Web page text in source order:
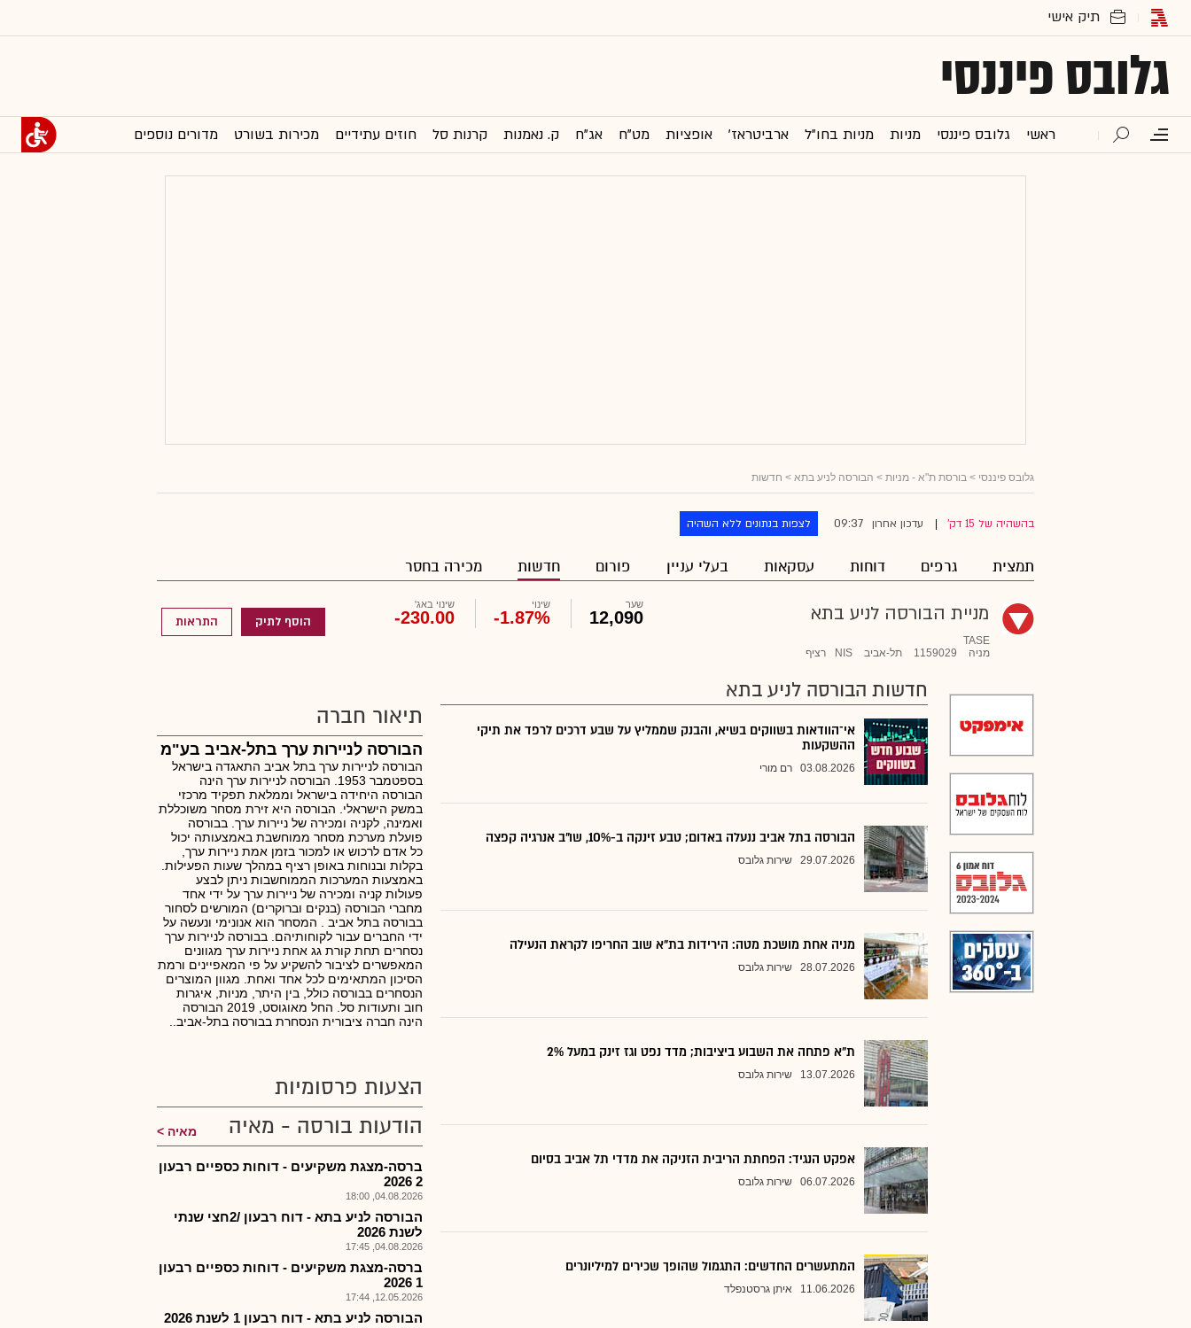
גלובס פיננסי
ראשי גלובס פיננסי מניות מניות בחו"ל ארביטראז' אופציות מט"ח אג"ח ק. נאמנות קרנות סל חוזים עתידיים מכירות בשורט מדורים נוספים
גלובס פיננסי > בורסת ת"א - מניות > הבורסה לניע בתא > חדשות
בהשהיה של 15 דק' עדכון אחרון 09:37 לצפות בנתונים ללא השהיה
תמצית גרפים דוחות עסקאות בעלי עניין פורום חדשות מכירה בחסר
מניית הבורסה לניע בתא
TASE
מניה
1159029 תל-אביב NIS רציף
שער
12,090
שינוי
-1.87%
שינוי באג'
-230.00 הוסף לתיק התראות
חדשות הבורסה לניע בתא
אי־הוודאות בשווקים בשיא, והבנק שממליץ על שבע דרכים לרפד את תיקי
ההשקעות
03.08.2026 רם מורי
הבורסה בתל אביב ננעלה באדום; טבע זינקה ב-10%, שו"ב אנרגיה קפצה
29.07.2026 שירות גלובס
מניה אחת מושכת מטה: הירידות בת"א שוב החריפו לקראת הנעילה
28.07.2026 שירות גלובס
ת"א פתחה את השבוע ביציבות; מדד נפט וגז זינק במעל 2%
13.07.2026 שירות גלובס
אפקט הנגיד: הפחתת הריבית הזניקה את מדדי תל אביב בסיום
06.07.2026 שירות גלובס
המתעשרים החדשים: התגמול שהופך שכירים למיליונרים
11.06.2026 איתן גרסטנפלד
תיאור חברה
הבורסה לניירות ערך בתל-אביב בע"מ
הבורסה לניירות ערך בתל אביב התאגדה בישראל
בספטמבר 1953. הבורסה לניירות ערך הינה
הבורסה היחידה בישראל וממלאת תפקיד מרכזי
במשק הישראלי. הבורסה היא זירת מסחר משוכללת
ואמינה, לקניה ומכירה של ניירות ערך. בבורסה
פועלת מערכת מסחר ממוחשבת באמצעותה יכול
כל אדם לרכוש או למכור בזמן אמת ניירות ערך,
בקלות ובנוחות באופן רציף במהלך שעות הפעילות.
באמצעות המערכות הממוחשבות ניתן לבצע
פעולות קניה ומכירה של ניירות ערך על ידי אחד
מחברי הבורסה (בנקים וברוקרים) המורשים לסחור
בבורסה בתל אביב . המסחר הוא אנונימי ונעשה על
ידי החברים עבור לקוחותיהם. בבורסה לניירות ערך
נסחרים תחת קורת גג אחת ניירות ערך מגוונים
המאפשרים לציבור להשקיע על פי המאפיינים ורמת
הסיכון המתאימים לכל אחד ואחת. מגוון המוצרים
הנסחרים בבורסה כולל, בין היתר, מניות, איגרות
חוב ותעודות סל. החל מאוגוסט, 2019 הבורסה
הינה חברה ציבורית הנסחרת בבורסה בתל-אביב..
הצעות פרסומיות
הודעות בורסה - מאיה
מאיה
ברסה-מצגת משקיעים - דוחות כספיים רבעון
2 2026
04.08.2026, 18:00
הבורסה לניע בתא - דוח רבעון /2חצי שנתי
לשנת 2026
04.08.2026, 17:45
ברסה-מצגת משקיעים - דוחות כספיים רבעון
1 2026
12.05.2026, 17:44
הבורסה לניע בתא - דוח רבעון 1 לשנת 2026